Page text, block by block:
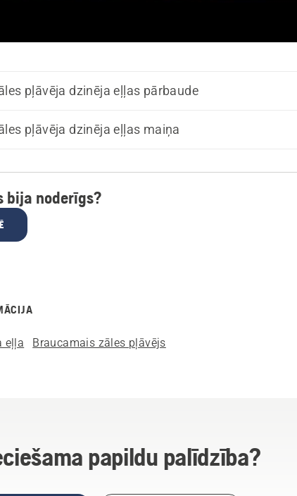
pļāvēja dzinēja eļļas pārbaude
pļāvēja dzinēja eļļas maiņa
bija noderīgs?
eļļa Braucamais zāles pļāvējs
papildu palīdzība?